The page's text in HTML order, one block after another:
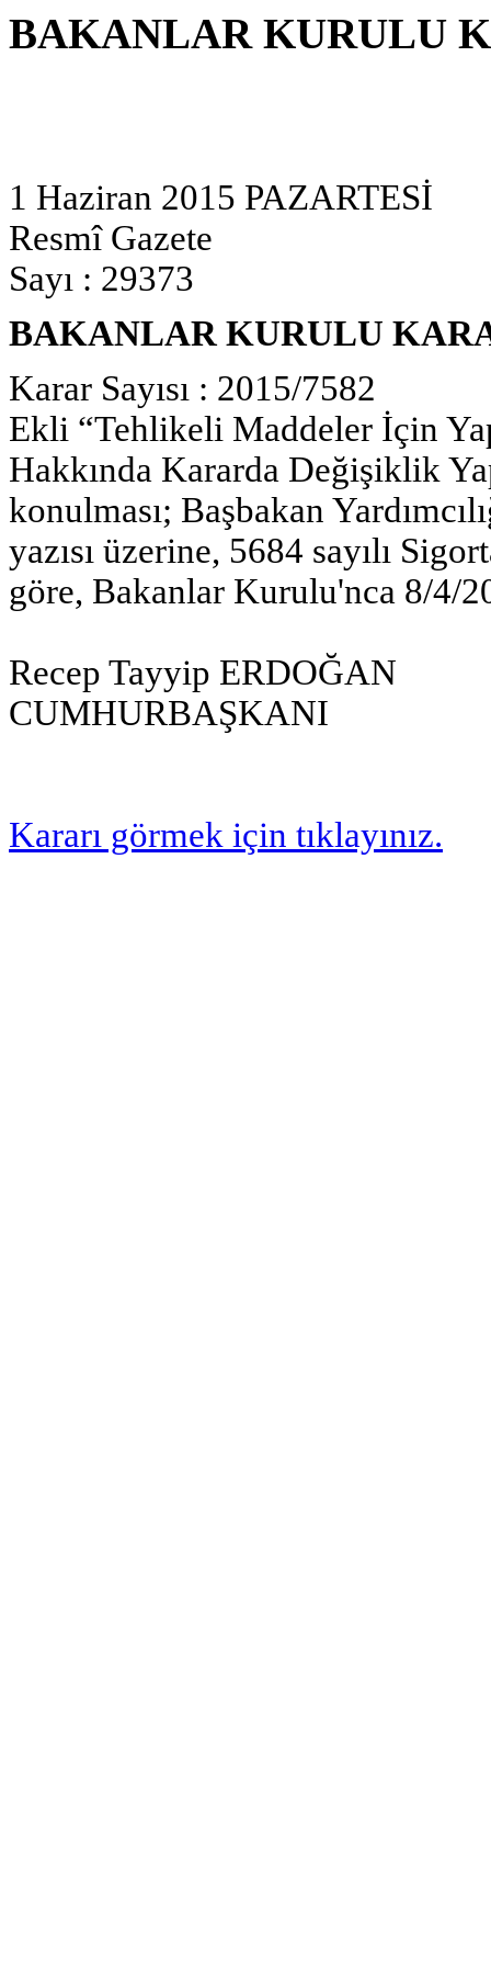
BAKANLAR KURULU
1 Haziran 2015 PAZARTESİ
Resmî Gazete
Sayı : 29373
BAKANLAR KURULU
Karar Sayısı : 2015/7582
Ekli “Tehlikeli Maddeler İçin
Hakkında Kararda Değişiklik
konulması; Başbakan
yazısı üzerine, 5684 sayılı
göre, Bakanlar Kurulu'nca 8/4/
Recep Tayyip ERDOĞAN
CUMHURBAŞKANI
Kararı görmek için tıklayınız.